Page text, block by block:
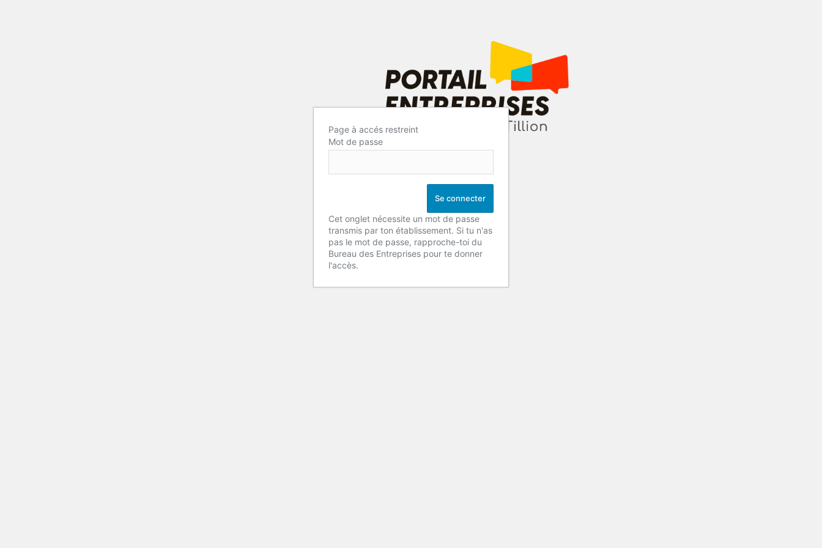
Page à accés restreint
Mot de passe
Cet onglet nécessite un mot de passe
transmis par ton établissement. Si tu n'as
pas le mot de passe, rapproche-toi du
Bureau des Entreprises pour te donner
l'accès.